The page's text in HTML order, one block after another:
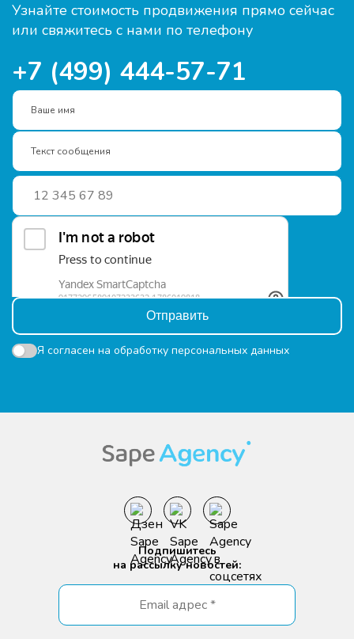
Узнайте стоимость продвижения прямо сейчас
или свяжитесь с нами по телефону
+7 (499) 444-57-71
Ваше имя
Текст сообщения
Отправить
Я согласен на обработку персональных данных
Подпишитесь
на рассылку новостей: